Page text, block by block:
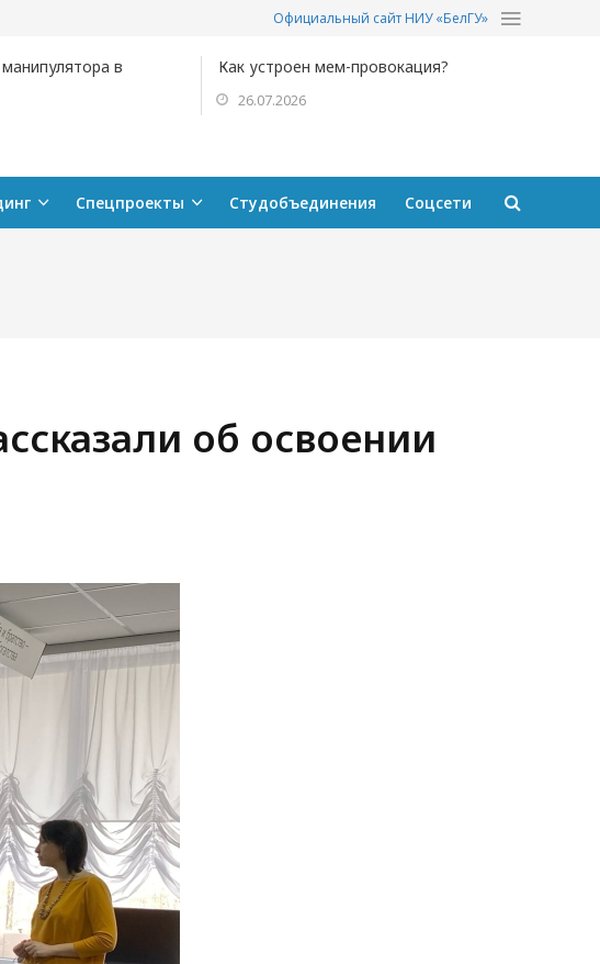
Официальный сайт НИУ «БелГУ»
в
Как устроен мем-провокация?
26.07.2026
Спецпроекты Студобъединения Соцсети
об освоении